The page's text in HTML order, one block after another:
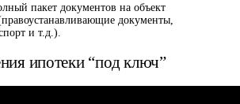
пакет документов на объект
документы,
и т.д.).
ипотеки “под ключ”